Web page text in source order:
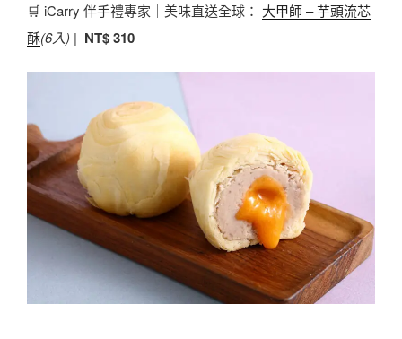
🛒 iCarry 伴手禮專家｜美味直送全球： 大甲師 – 芋頭流芯
酥(6入) | NT$ 310